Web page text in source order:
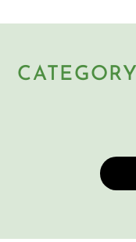
CATEGORY
HELMET